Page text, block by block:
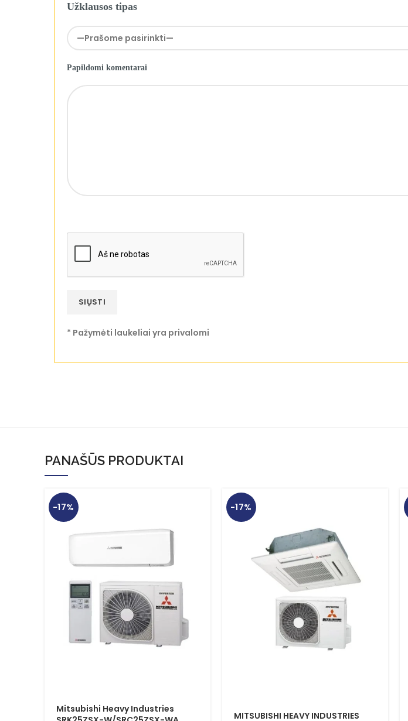
Užklausos tipas
Papildomi komentarai
* Pažymėti laukeliai yra privalomi
PANAŠŪS PRODUKTAI
-17%
Mitsubishi Heavy Industries
-17%
MITSUBISHI HEAVY INDUSTRIES